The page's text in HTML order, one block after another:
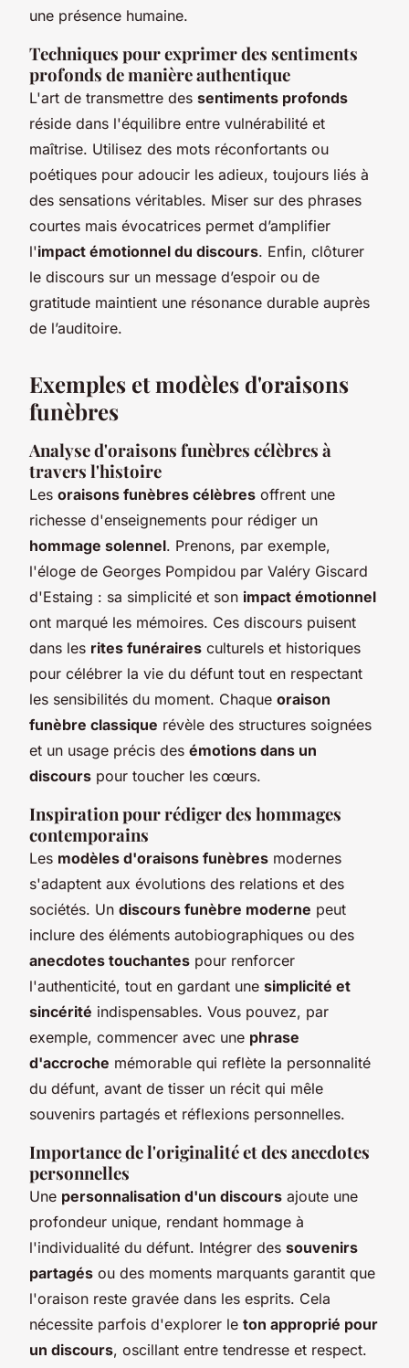
une présence humaine.
Techniques pour exprimer des sentiments
profonds de manière authentique
L'art de transmettre des sentiments profonds
réside dans l'équilibre entre vulnérabilité et
maîtrise. Utilisez des mots réconfortants ou
poétiques pour adoucir les adieux, toujours liés à
des sensations véritables. Miser sur des phrases
courtes mais évocatrices permet d’amplifier
l'impact émotionnel du discours. Enfin, clôturer
le discours sur un message d’espoir ou de
gratitude maintient une résonance durable auprès
de l’auditoire.
Exemples et modèles d'oraisons
funèbres
Analyse d'oraisons funèbres célèbres à
travers l'histoire
Les oraisons funèbres célèbres offrent une
richesse d'enseignements pour rédiger un
hommage solennel. Prenons, par exemple,
l'éloge de Georges Pompidou par Valéry Giscard
d'Estaing : sa simplicité et son impact émotionnel
ont marqué les mémoires. Ces discours puisent
dans les rites funéraires culturels et historiques
pour célébrer la vie du défunt tout en respectant
les sensibilités du moment. Chaque oraison
funèbre classique révèle des structures soignées
et un usage précis des émotions dans un
discours pour toucher les cœurs.
Inspiration pour rédiger des hommages
contemporains
Les modèles d'oraisons funèbres modernes
s'adaptent aux évolutions des relations et des
sociétés. Un discours funèbre moderne peut
inclure des éléments autobiographiques ou des
anecdotes touchantes pour renforcer
l'authenticité, tout en gardant une simplicité et
sincérité indispensables. Vous pouvez, par
exemple, commencer avec une phrase
d'accroche mémorable qui reflète la personnalité
du défunt, avant de tisser un récit qui mêle
souvenirs partagés et réflexions personnelles.
Importance de l'originalité et des anecdotes
personnelles
Une personnalisation d'un discours ajoute une
profondeur unique, rendant hommage à
l'individualité du défunt. Intégrer des souvenirs
partagés ou des moments marquants garantit que
l'oraison reste gravée dans les esprits. Cela
nécessite parfois d'explorer le ton approprié pour
un discours, oscillant entre tendresse et respect.